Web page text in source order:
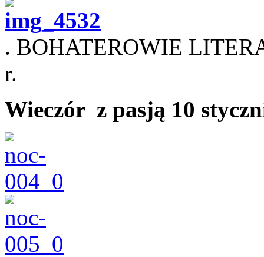
. BOHATEROWIE
r.
Wieczór z pasją 10